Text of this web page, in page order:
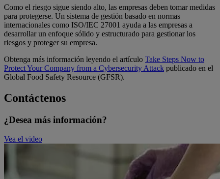
Como el riesgo sigue siendo alto, las empresas deben tomar medidas
para protegerse. Un sistema de gestión basado en normas
internacionales como ISO/IEC 27001 ayuda a las empresas a
desarrollar un enfoque sólido y estructurado para gestionar los
riesgos y proteger su empresa.
Obtenga más información leyendo el artículo Take Steps Now to
Protect Your Company from a Cybersecurity Attack publicado en el
Global Food Safety Resource (GFSR).
Contáctenos
¿Desea más información?
Vea el video